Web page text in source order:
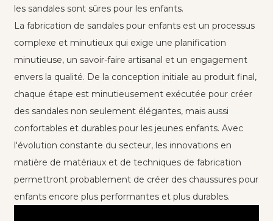
les sandales sont sûres pour les enfants.
La fabrication de sandales pour enfants est un processus
complexe et minutieux qui exige une planification
minutieuse, un savoir-faire artisanal et un engagement
envers la qualité. De la conception initiale au produit final,
chaque étape est minutieusement exécutée pour créer
des sandales non seulement élégantes, mais aussi
confortables et durables pour les jeunes enfants. Avec
l'évolution constante du secteur, les innovations en
matière de matériaux et de techniques de fabrication
permettront probablement de créer des chaussures pour
enfants encore plus performantes et plus durables.